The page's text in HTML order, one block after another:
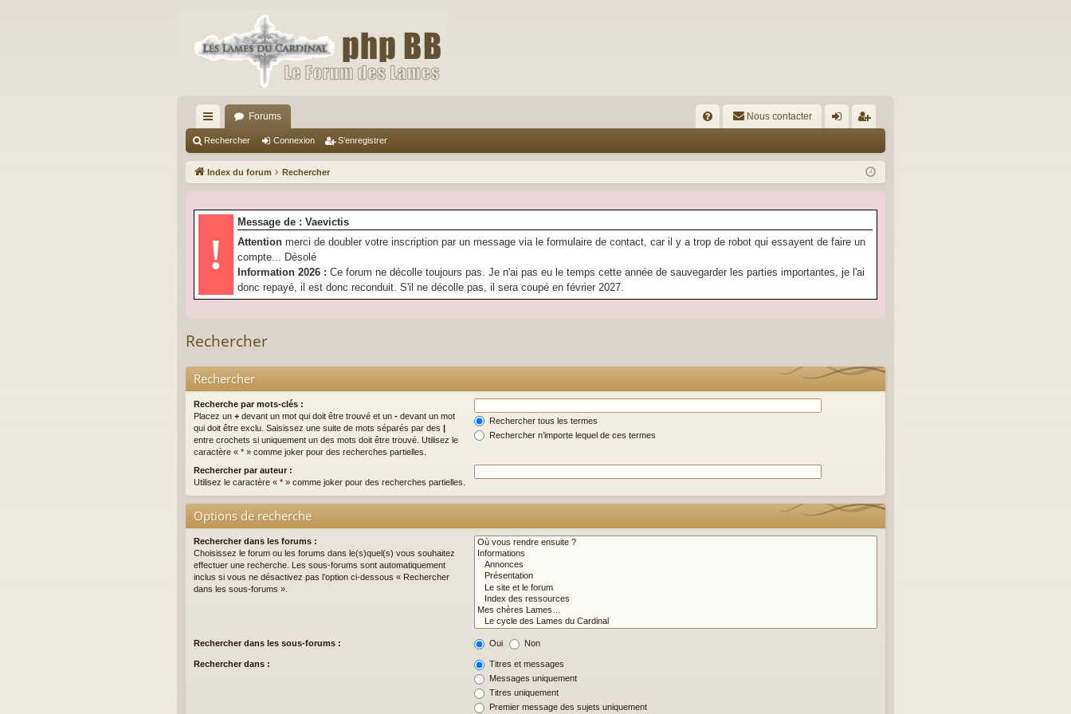
cc
ès
pi
Forums
Q
Nous contacter
ne
on
nr
ist
Rechercher Connexion S’enregistrer
Index du forum Rechercher
!
Message de : Vaevictis
Attention merci de doubler votre inscription par un message via le formulaire de contact, car il y a trop de robot qui essayent de faire un
compte... Désolé
Information 2026 : Ce forum ne décolle toujours pas. Je n'ai pas eu le temps cette année de sauvegarder les parties importantes, je l'ai
donc repayé, il est donc reconduit. S'il ne décolle pas, il sera coupé en février 2027.
Rechercher
Rechercher
Recherche par mots-clés :
Placez un + devant un mot qui doit être trouvé et un - devant un mot
qui doit être exclu. Saisissez une suite de mots séparés par des |
entre crochets si uniquement un des mots doit être trouvé. Utilisez le
caractère « * » comme joker pour des recherches partielles.
Rechercher tous les termes
Rechercher n’importe lequel de ces termes
Rechercher par auteur :
Utilisez le caractère « * » comme joker pour des recherches partielles.
Options de recherche
Rechercher dans les forums :
Choisissez le forum ou les forums dans le(s)quel(s) vous souhaitez
effectuer une recherche. Les sous-forums sont automatiquement
inclus si vous ne désactivez pas l’option ci-dessous « Rechercher
dans les sous-forums ».
Rechercher dans les sous-forums : Oui Non
Rechercher dans :
Titres et messages
Messages uniquement
Titres uniquement
Premier message des sujets uniquement